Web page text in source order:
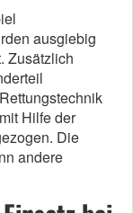
ausgiebig
Zusätzlich
Hilfe der
Die
andere